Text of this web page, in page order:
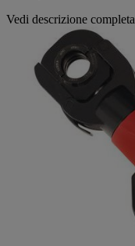
Vedi descrizione completa